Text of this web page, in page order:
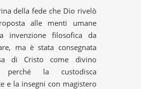
alle menti umane
invenzione filosofica da
ma è stata consegnata
di Cristo come divino
perché la custodisca
e la insegni con magistero